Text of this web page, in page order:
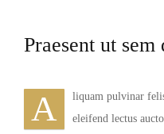
Praesent ut
A
liquam pulvinar
eleifend lectus